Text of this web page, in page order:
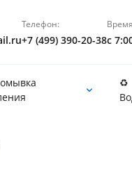
Телефон:
+7 (499) 390-20-38с
♻️